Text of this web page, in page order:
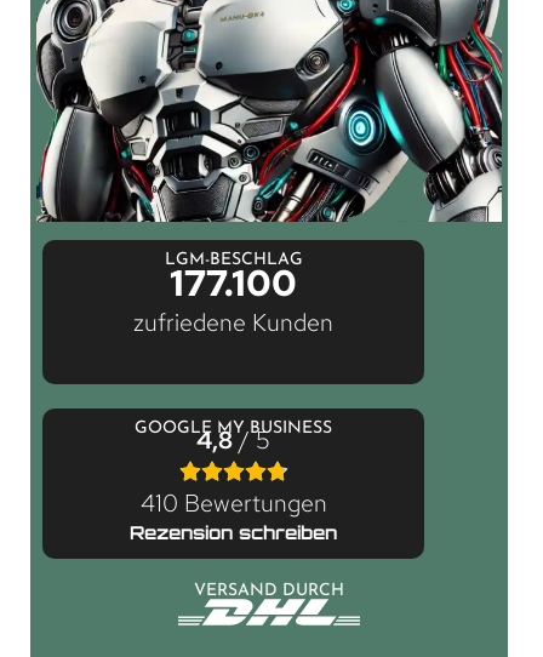
LGM-BESCHLAG
177.100
zufriedene Kunden
GOOGLE MY BUSINESS
4,8/ 5
410 Bewertungen
Rezension schreiben
VERSAND DURCH